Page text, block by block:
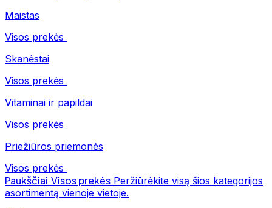
Maistas
Visos prekės
Skanėstai
Visos prekės
Vitaminai ir papildai
Visos prekės
Priežiūros priemonės
Visos prekės
Paukščiai Visos prekės Peržiūrėkite visą šios kategorijos
asortimentą vienoje vietoje.